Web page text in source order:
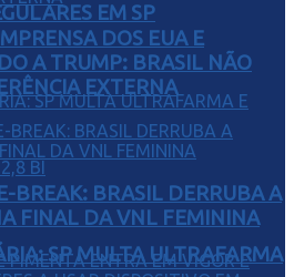
EM SP
SP MULTA ULTRAFARMA
DOS EUA E
A TRUMP: BRASIL NÃO
EXTERNA
BREAK: BRASIL DERRUBA A
FINAL DA VNL FEMININA